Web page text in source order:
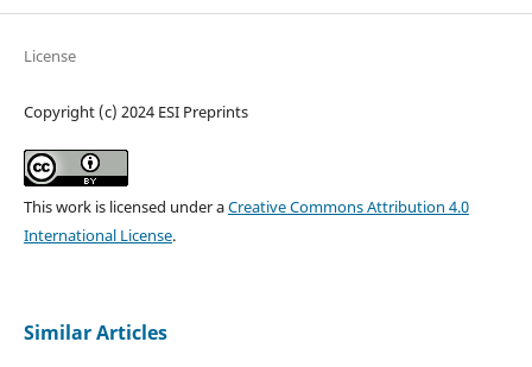
License
Copyright (c) 2024 ESI Preprints
This work is licensed under aCreative Commons Attribution 4.0
International License.
Similar Articles